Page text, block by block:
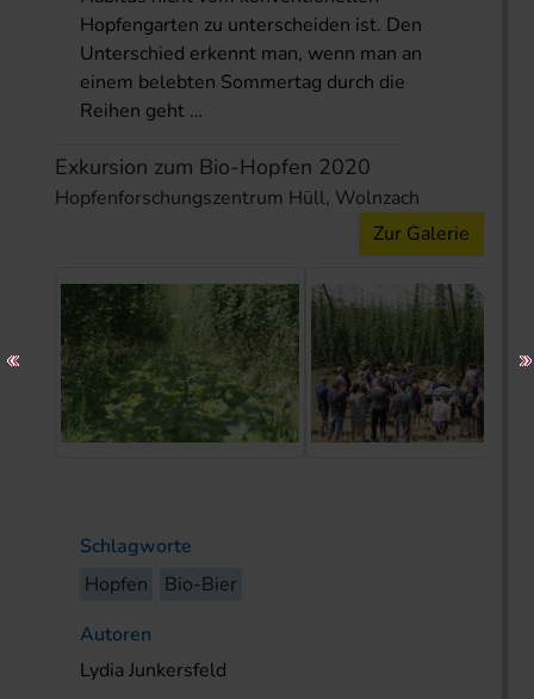
Hopfengarten zu unterscheiden ist. Den
Unterschied erkennt man, wenn man an
einem belebten Sommertag durch die
Reihen geht …
Exkursion zum Bio-Hopfen 2020
Hopfenforschungszentrum Hüll, Wolnzach
Zur Galerie
Schlagworte
Hopfen
Bio-Bier
Autoren
Lydia Junkersfeld